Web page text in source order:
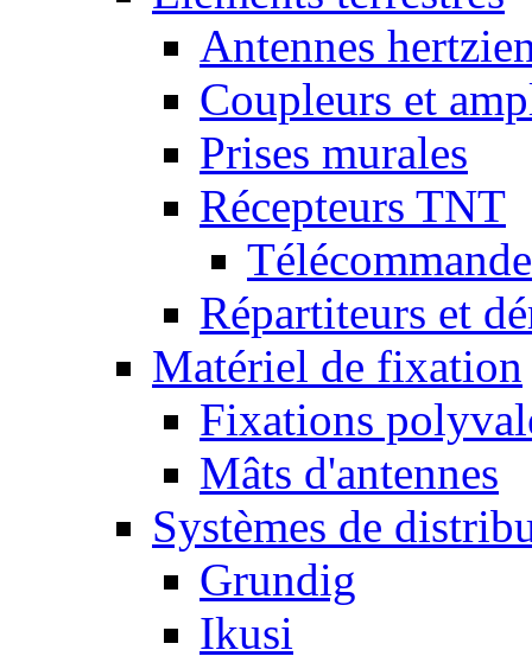
Antennes
Coupleurs et
Prises murales
Récepteurs TNT
Répartiteurs et
Matériel de fixation
Fixations
Mâts d'antennes
Systèmes de
Grundig
Ikusi